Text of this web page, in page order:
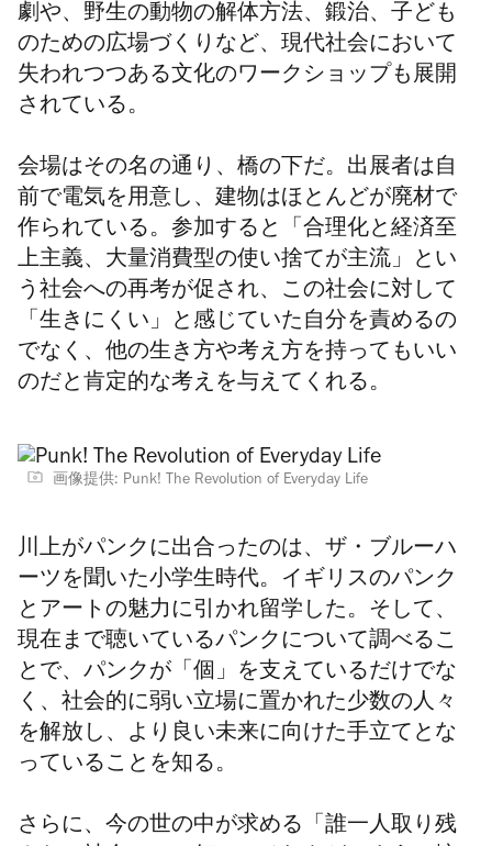
劇や、野生の動物の解体方法、鍛治、子ども
のための広場づくりなど、現代社会において
失われつつある文化のワークショップも展開
されている。
会場はその名の通り、橋の下だ。出展者は自
前で電気を用意し、建物はほとんどが廃材で
作られている。参加すると「合理化と経済至
上主義、大量消費型の使い捨てが主流」とい
う社会への再考が促され、この社会に対して
「生きにくい」と感じていた自分を責めるの
でなく、他の生き方や考え方を持ってもいい
のだと肯定的な考えを与えてくれる。
画像提供: Punk! The Revolution of Everyday Life
川上がパンクに出合ったのは、ザ・ブルーハ
ーツを聞いた小学生時代。イギリスのパンク
とアートの魅力に引かれ留学した。そして、
現在まで聴いているパンクについて調べるこ
とで、パンクが「個」を支えているだけでな
く、社会的に弱い立場に置かれた少数の人々
を解放し、より良い未来に向けた手立てとな
っていることを知る。
さらに、今の世の中が求める「誰一人取り残